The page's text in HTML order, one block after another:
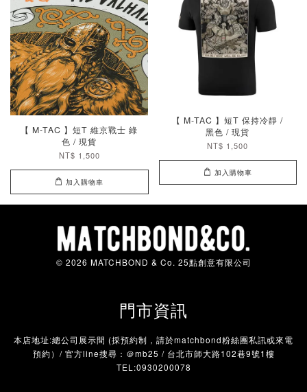
【 M-TAC 】短T 維京戰士 綠
色 / 現貨
NT$ 1,500
加入購物車
【 M-TAC 】短T 保持冷靜 /
黑色 / 現貨
NT$ 1,500
加入購物車
© 2026 MATCHBOND & Co. 25點創意有限公司
門市資訊
本店地址:總公司展示間 (採預約制，請於matchbond粉絲團私訊或來電
預約）/ 官方line搜尋：＠mb25 / 台北市師大路102巷9號1樓
TEL:0930200078